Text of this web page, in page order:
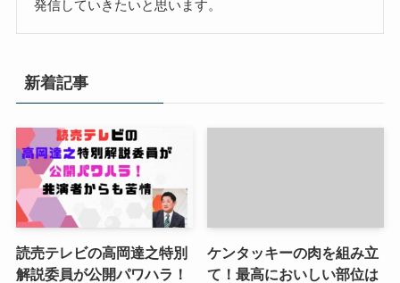
発信していきたいと思います。
新着記事
読売テレビの高岡達之特別
解説委員が公開パワハラ！
ケンタッキーの肉を組み立
て！最高においしい部位は